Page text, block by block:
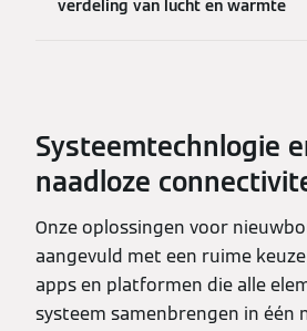
verdeling van lucht en warmte
Systeemtechnlogie
naadloze
Onze oplossingen voor
aangevuld met een ruime
apps en platformen die alle
systeem samenbrengen in één